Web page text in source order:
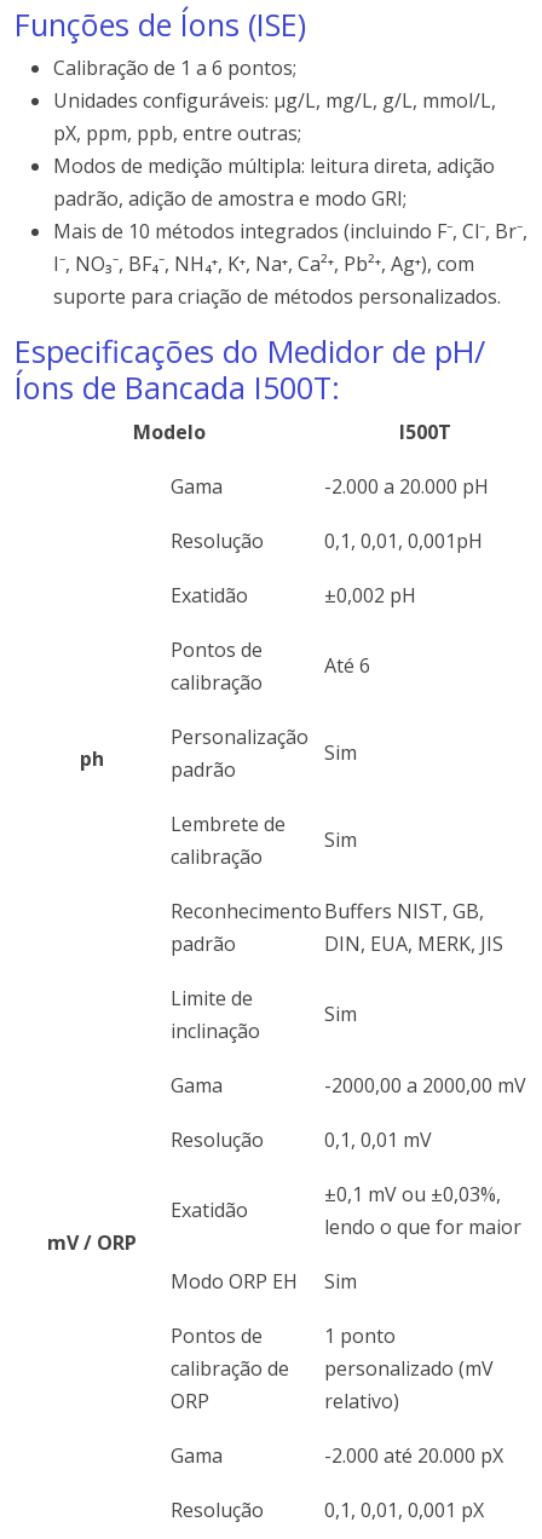
Funções de Íons (ISE)
Calibração de 1 a 6 pontos;
Unidades configuráveis: μg/L, mg/L, g/L, mmol/L,
pX, ppm, ppb, entre outras;
Modos de medição múltipla: leitura direta, adição
padrão, adição de amostra e modo GRI;
Mais de 10 métodos integrados (incluindo F⁻, Cl⁻, Br⁻,
I⁻, NO₃⁻, BF₄⁻, NH₄⁺, K⁺, Na⁺, Ca²⁺, Pb²⁺, Ag⁺), com
suporte para criação de métodos personalizados.
Especificações do Medidor de pH/
Íons de Bancada I500T:
Modelo I500T
ph
Gama -2.000 a 20.000 pH
Resolução 0,1, 0,01, 0,001pH
Exatidão ±0,002 pH
Pontos de
calibração
Até 6
Personalização
padrão
Sim
Lembrete de
calibração
Sim
Reconhecimento
padrão
Buffers NIST, GB,
DIN, EUA, MERK, JIS
Limite de
inclinação
Sim
mV / ORP
Gama -2000,00 a 2000,00 mV
Resolução 0,1, 0,01 mV
Exatidão
±0,1 mV ou ±0,03%,
lendo o que for maior
Modo ORP EH Sim
Pontos de
calibração de
ORP
1 ponto
personalizado (mV
relativo)
Gama -2.000 até 20.000 pX
Resolução 0,1, 0,01, 0,001 pX